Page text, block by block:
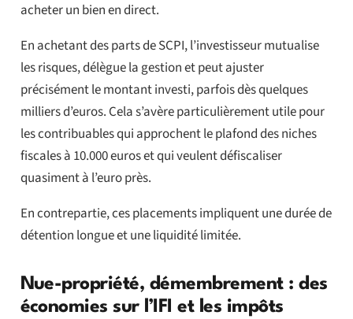
acheter un bien en direct.
En achetant des parts de SCPI, l’investisseur mutualise
les risques, délègue la gestion et peut ajuster
précisément le montant investi, parfois dès quelques
milliers d’euros. Cela s’avère particulièrement utile pour
les contribuables qui approchent le plafond des niches
fiscales à 10.000 euros et qui veulent défiscaliser
quasiment à l’euro près.
En contrepartie, ces placements impliquent une durée de
détention longue et une liquidité limitée.
Nue-propriété, démembrement : des
économies sur l’IFI et les impôts